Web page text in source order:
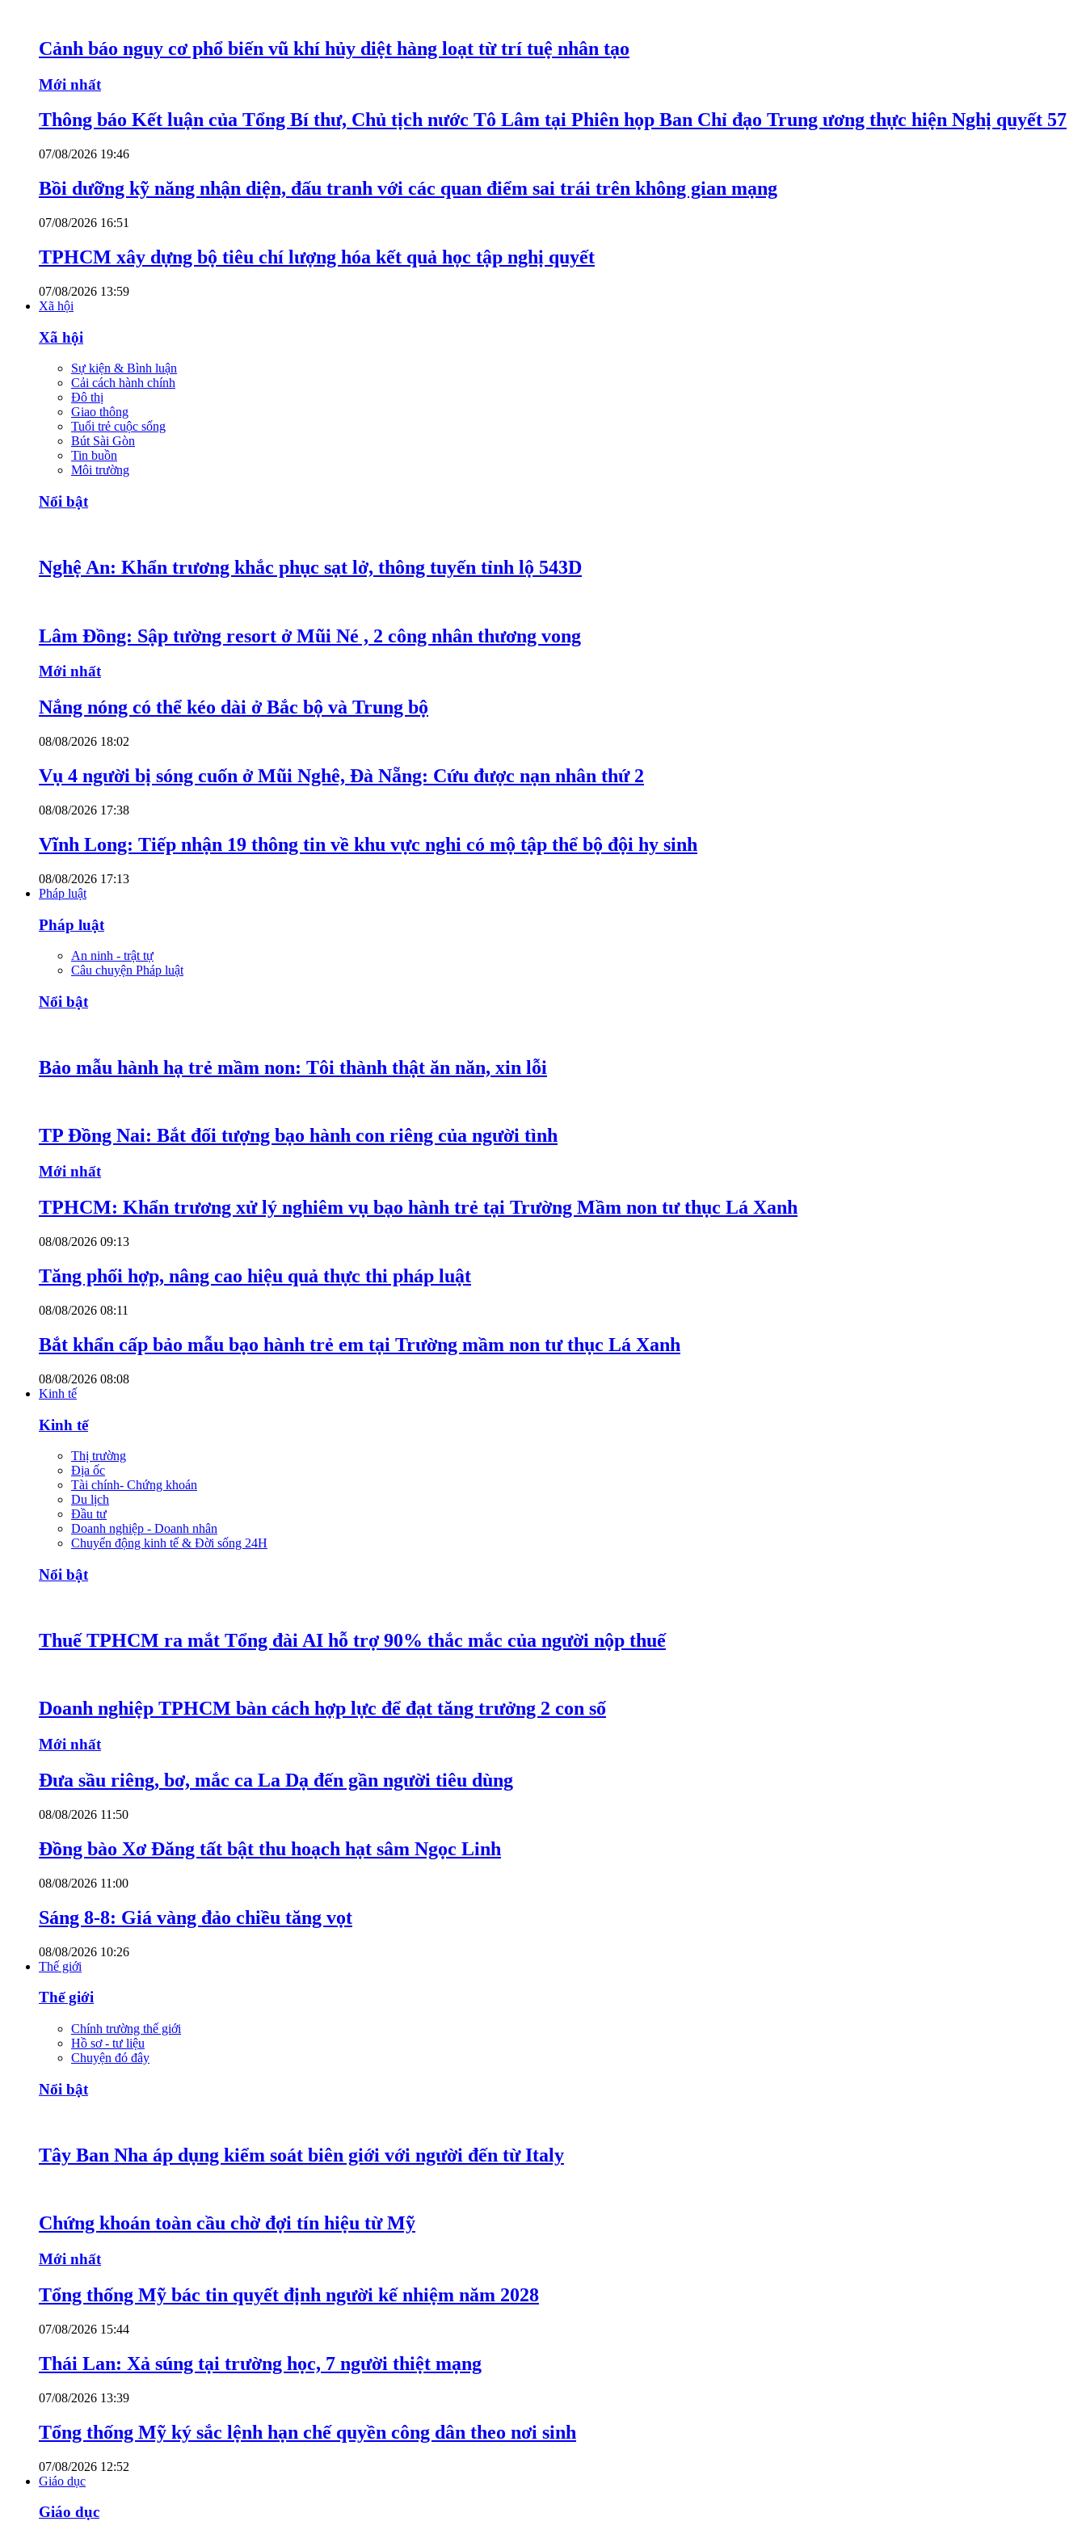
Cảnh báo nguy cơ phổ biến vũ khí hủy diệt hàng loạt từ trí tuệ nhân tạo
Mới nhất
Thông báo Kết luận của Tổng Bí thư, Chủ tịch nước Tô Lâm tại Phiên họp Ban Chỉ đạo Trung ương thực hiện Nghị quyết 57
07/08/2026 19:46
Bồi dưỡng kỹ năng nhận diện, đấu tranh với các quan điểm sai trái trên không gian mạng
07/08/2026 16:51
TPHCM xây dựng bộ tiêu chí lượng hóa kết quả học tập nghị quyết
07/08/2026 13:59
Xã hội
Xã hội
Sự kiện & Bình luận
Cải cách hành chính
Đô thị
Giao thông
Tuổi trẻ cuộc sống
Bút Sài Gòn
Tin buồn
Môi trường
Nổi bật
Nghệ An: Khẩn trương khắc phục sạt lở, thông tuyến tỉnh lộ 543D
Lâm Đồng: Sập tường resort ở Mũi Né , 2 công nhân thương vong
Mới nhất
Nắng nóng có thể kéo dài ở Bắc bộ và Trung bộ
08/08/2026 18:02
Vụ 4 người bị sóng cuốn ở Mũi Nghê, Đà Nẵng: Cứu được nạn nhân thứ 2
08/08/2026 17:38
Vĩnh Long: Tiếp nhận 19 thông tin về khu vực nghi có mộ tập thể bộ đội hy sinh
08/08/2026 17:13
Pháp luật
Pháp luật
An ninh - trật tự
Câu chuyện Pháp luật
Nổi bật
Bảo mẫu hành hạ trẻ mầm non: Tôi thành thật ăn năn, xin lỗi
TP Đồng Nai: Bắt đối tượng bạo hành con riêng của người tình
Mới nhất
TPHCM: Khẩn trương xử lý nghiêm vụ bạo hành trẻ tại Trường Mầm non tư thục Lá Xanh
08/08/2026 09:13
Tăng phối hợp, nâng cao hiệu quả thực thi pháp luật
08/08/2026 08:11
Bắt khẩn cấp bảo mẫu bạo hành trẻ em tại Trường mầm non tư thục Lá Xanh
08/08/2026 08:08
Kinh tế
Kinh tế
Thị trường
Địa ốc
Tài chính- Chứng khoán
Du lịch
Đầu tư
Doanh nghiệp - Doanh nhân
Chuyển động kinh tế & Đời sống 24H
Nổi bật
Thuế TPHCM ra mắt Tổng đài AI hỗ trợ 90% thắc mắc của người nộp thuế
Doanh nghiệp TPHCM bàn cách hợp lực để đạt tăng trưởng 2 con số
Mới nhất
Đưa sầu riêng, bơ, mắc ca La Dạ đến gần người tiêu dùng
08/08/2026 11:50
Đồng bào Xơ Đăng tất bật thu hoạch hạt sâm Ngọc Linh
08/08/2026 11:00
Sáng 8-8: Giá vàng đảo chiều tăng vọt
08/08/2026 10:26
Thế giới
Thế giới
Chính trường thế giới
Hồ sơ - tư liệu
Chuyện đó đây
Nổi bật
Tây Ban Nha áp dụng kiểm soát biên giới với người đến từ Italy
Chứng khoán toàn cầu chờ đợi tín hiệu từ Mỹ
Mới nhất
Tổng thống Mỹ bác tin quyết định người kế nhiệm năm 2028
07/08/2026 15:44
Thái Lan: Xả súng tại trường học, 7 người thiệt mạng
07/08/2026 13:39
Tổng thống Mỹ ký sắc lệnh hạn chế quyền công dân theo nơi sinh
07/08/2026 12:52
Giáo dục
Giáo dục